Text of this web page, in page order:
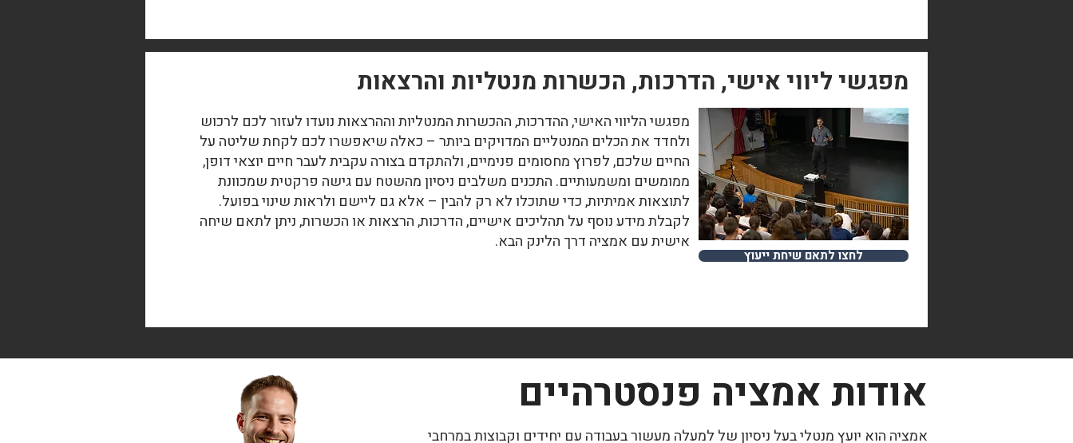
מפגשי ליווי אישי, הדרכות, הכשרות מנטליות והרצאות
מפגשי הליווי האישי, ההדרכות, ההכשרות המנטליות וההרצאות נועדו לעזור לכם לרכוש
ולחדד את הכלים המנטליים המדויקים ביותר – כאלה שיאפשרו לכם לקחת שליטה על
החיים שלכם, לפרוץ מחסומים פנימיים, ולהתקדם בצורה עקבית לעבר חיים יוצאי דופן,
ממומשים ומשמעותיים. התכנים משלבים ניסיון מהשטח עם גישה פרקטית שמכוונת
לתוצאות אמיתיות, כדי שתוכלו לא רק להבין – אלא גם ליישם ולראות שינוי בפועל.
לקבלת מידע נוסף על תהליכים אישיים, הדרכות, הרצאות או הכשרות, ניתן לתאם שיחה
אישית עם אמציה דרך הלינק הבא.
לחצו לתאם שיחת ייעוץ
אודות אמציה פנסטרהיים
אמציה הוא יועץ מנטלי בעל ניסיון של למעלה מעשור בעבודה עם יחידים וקבוצות במרחבי